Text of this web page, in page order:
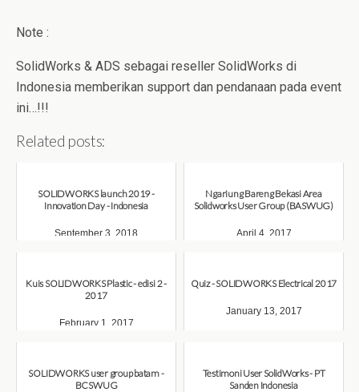
Note :
SolidWorks & ADS sebagai reseller SolidWorks di
Indonesia memberikan support dan pendanaan pada event
ini…!!!
Related posts:
SOLIDWORKS launch 2019 -
Innovation Day - Indonesia
September 3, 2018
Ngariung Bareng Bekasi Area
Solidworks User Group (BASWUG)
April 4, 2017
Kuis SOLIDWORKS Plastic - edisi 2 -
2017
February 1, 2017
Quiz - SOLIDWORKS Electrical 2017
January 13, 2017
SOLIDWORKS user group batam -
BCSWUG
Testimoni User SolidWorks - PT
Sanden Indonesia